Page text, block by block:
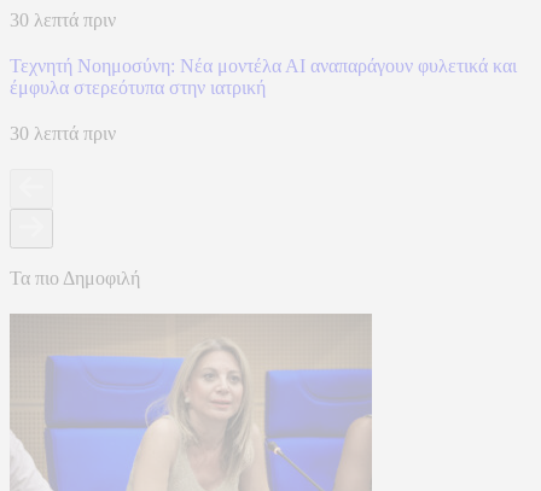
30 λεπτά πριν
Τεχνητή Νοημοσύνη: Νέα μοντέλα ΑΙ αναπαράγουν φυλετικά και
έμφυλα στερεότυπα στην ιατρική
30 λεπτά πριν
Τα πιο Δημοφιλή